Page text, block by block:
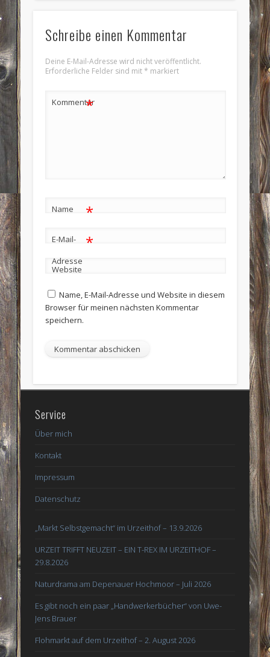
Schreibe einen Kommentar
Deine E-Mail-Adresse wird nicht veröffentlicht.
Erforderliche Felder sind mit* markiert
Kommentar
*
Name *
E-Mail-
Adresse
*
Website
Name, E-Mail-Adresse und Website in diesem
Browser für meinen nächsten Kommentar
speichern.
Service
Über mich
Kontakt
Impressum
Datenschutz
„Markt Selbstgemacht“ im Urzeithof – 13.9.2026
URZEIT TRIFFT NEUZEIT – EIN T-REX IM URZEITHOF –
29.8.2026
Naturdrama am Depenauer Hochmoor – Juli 2026
Es gibt noch ein paar „Handwerkerbücher“ von Uwe-
Jens Brauer
Flohmarkt auf dem Urzeithof – 2. August 2026